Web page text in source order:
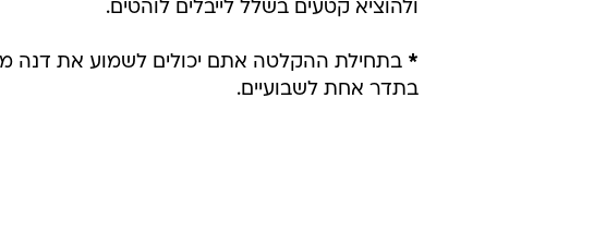
ולהוציא קטעים בשלל לייבלים לוהטים.
* בתחילת ההקלטה אתם יכולים לשמוע את דנה
בתדר אחת לשבועיים.